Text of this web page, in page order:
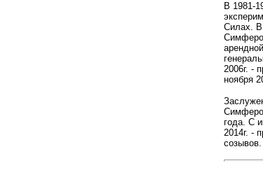
В 1981-
Силах. В
2006г. -
ноября
года. С
2014г. -
созывов.